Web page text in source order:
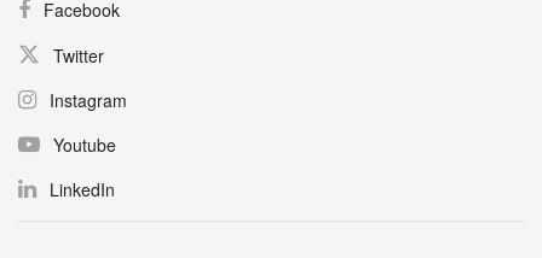
Facebook
Twitter
Instagram
Youtube
LinkedIn